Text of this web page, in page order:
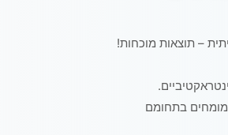
– תוצאות מוכחות!
בתחומם